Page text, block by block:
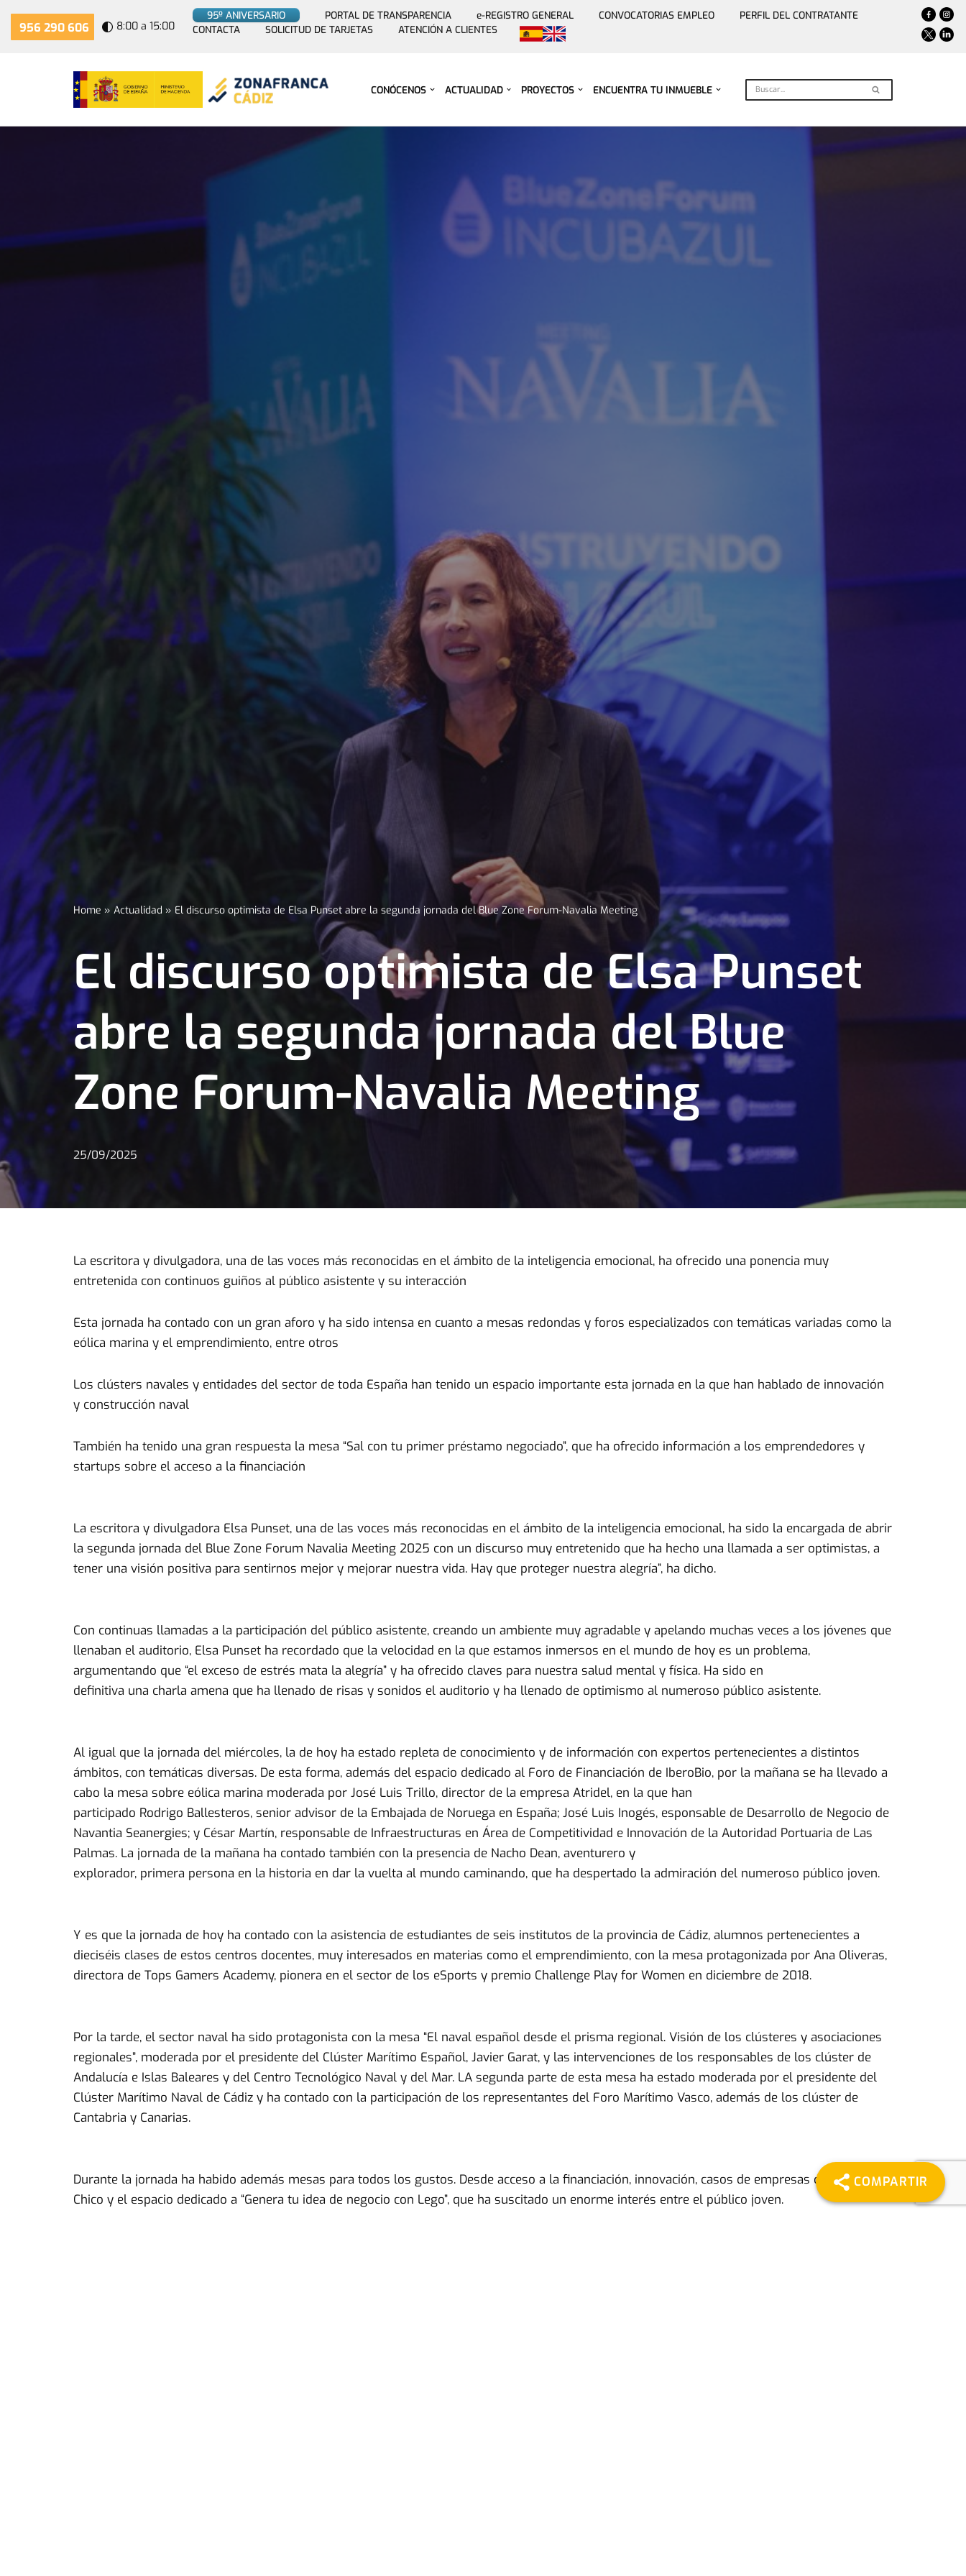
Saltar
956 290 606 8:00 a 15:00
95º ANIVERSARIO PORTAL DE TRANSPARENCIA e-REGISTRO GENERAL CONVOCATORIAS EMPLEO
PERFIL DEL CONTRATANTE
CONTACTA
SOLICITUD DE TARJETAS ATENCIÓN A CLIENTES
CONÓCENOS ACTUALIDAD PROYECTOS ENCUENTRA TU INMUEBLE
Home » Actualidad » El discurso optimista de Elsa Punset abre la segunda jornada del Blue Zone Forum-Navalia Meeting
El discurso optimista de Elsa Punset
abre la segunda jornada del Blue
Zone Forum-Navalia Meeting
25/09/2025
La escritora y divulgadora, una de las voces más reconocidas en el ámbito de la inteligencia emocional, ha ofrecido una ponencia muy
entretenida con continuos guiños al público asistente y su interacción
Esta jornada ha contado con un gran aforo y ha sido intensa en cuanto a mesas redondas y foros especializados con temáticas variadas como la
eólica marina y el emprendimiento, entre otros
Los clústers navales y entidades del sector de toda España han tenido un espacio importante esta jornada en la que han hablado de innovación
y construcción naval
También ha tenido una gran respuesta la mesa “Sal con tu primer préstamo negociado”, que ha ofrecido información a los emprendedores y
startups sobre el acceso a la financiación
La escritora y divulgadora Elsa Punset, una de las voces más reconocidas en el ámbito de la inteligencia emocional, ha sido la encargada de abrir
la segunda jornada del Blue Zone Forum Navalia Meeting 2025 con un discurso muy entretenido que ha hecho una llamada a ser optimistas, a
tener una visión positiva para sentirnos mejor y mejorar nuestra vida. Hay que proteger nuestra alegría”, ha dicho.
Con continuas llamadas a la participación del público asistente, creando un ambiente muy agradable y apelando muchas veces a los jóvenes que
llenaban el auditorio, Elsa Punset ha recordado que la velocidad en la que estamos inmersos en el mundo de hoy es un problema,
argumentando que “el exceso de estrés mata la alegría” y ha ofrecido claves para nuestra salud mental y física. Ha sido en
definitiva una charla amena que ha llenado de risas y sonidos el auditorio y ha llenado de optimismo al numeroso público asistente.
Al igual que la jornada del miércoles, la de hoy ha estado repleta de conocimiento y de información con expertos pertenecientes a distintos
ámbitos, con temáticas diversas. De esta forma, además del espacio dedicado al Foro de Financiación de IberoBio, por la mañana se ha llevado a
cabo la mesa sobre eólica marina moderada por José Luis Trillo, director de la empresa Atridel, en la que han
participado Rodrigo Ballesteros, senior advisor de la Embajada de Noruega en España; José Luis Inogés, esponsable de Desarrollo de Negocio de
Navantia Seanergies; y César Martín, responsable de Infraestructuras en Área de Competitividad e Innovación de la Autoridad Portuaria de Las
Palmas. La jornada de la mañana ha contado también con la presencia de Nacho Dean, aventurero y
explorador, primera persona en la historia en dar la vuelta al mundo caminando, que ha despertado la admiración del numeroso público joven.
Y es que la jornada de hoy ha contado con la asistencia de estudiantes de seis institutos de la provincia de Cádiz, alumnos pertenecientes a
dieciséis clases de estos centros docentes, muy interesados en materias como el emprendimiento, con la mesa protagonizada por Ana Oliveras,
directora de Tops Gamers Academy, pionera en el sector de los eSports y premio Challenge Play for Women en diciembre de 2018.
Por la tarde, el sector naval ha sido protagonista con la mesa “El naval español desde el prisma regional. Visión de los clústeres y asociaciones
regionales”, moderada por el presidente del Clúster Marítimo Español, Javier Garat, y las intervenciones de los responsables de los clúster de
Andalucía e Islas Baleares y del Centro Tecnológico Naval y del Mar. LA segunda parte de esta mesa ha estado moderada por el presidente del
Clúster Marítimo Naval de Cádiz y ha contado con la participación de los representantes del Foro Marítimo Vasco, además de los clúster de
Cantabria y Canarias.
Durante la jornada ha habido además mesas para todos los gustos. Desde acceso a la financiación, innovación, casos de empresas como Petaca
Chico y el espacio dedicado a “Genera tu idea de negocio con Lego”, que ha suscitado un enorme interés entre el público joven.
COMPARTIR